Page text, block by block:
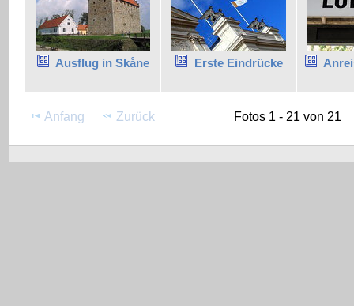
Ausflug in Skåne Erste Eindrücke
Anfang Zurück Fotos 1 - 21 von 21